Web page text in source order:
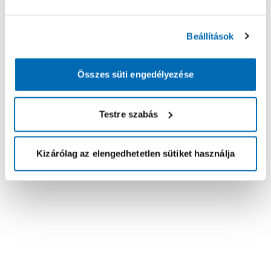
Beállítások
Összes süti engedélyezése
Testre szabás
Kizárólag az elengedhetetlen sütiket használja